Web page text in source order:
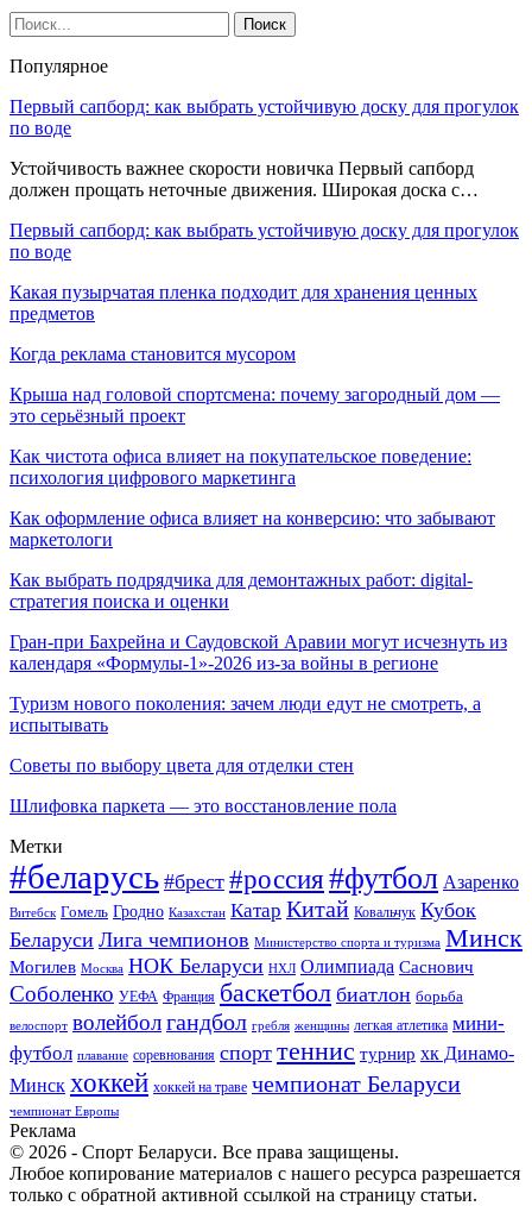
Популярное
Первый сапборд: как выбрать устойчивую доску для прогулок
по воде
Устойчивость важнее скорости новичка Первый сапборд
должен прощать неточные движения. Широкая доска с…
Первый сапборд: как выбрать устойчивую доску для прогулок
по воде
Какая пузырчатая пленка подходит для хранения ценных
предметов
Когда реклама становится мусором
Крыша над головой спортсмена: почему загородный дом —
это серьёзный проект
Как чистота офиса влияет на покупательское поведение:
психология цифрового маркетинга
Как оформление офиса влияет на конверсию: что забывают
маркетологи
Как выбрать подрядчика для демонтажных работ: digital-
стратегия поиска и оценки
Гран-при Бахрейна и Саудовской Аравии могут исчезнуть из
календаря «Формулы-1»-2026 из-за войны в регионе
Туризм нового поколения: зачем люди едут не смотреть, а
испытывать
Советы по выбору цвета для отделки стен
Шлифовка паркета — это восстановление пола
Метки
#беларусь #брест #россия#футбол Азаренко
Витебск Гомель Гродно Казахстан Катар Китай Ковальчук Кубок
Беларуси Лига чемпионов Министерство спорта и туризма Минск
Могилев Москва НОК Беларуси НХЛ Олимпиада Саснович
Соболенко УЕФА Франция баскетбол биатлон борьба
велоспорт волейболгандбол гребля женщины легкая атлетика мини-
футбол плавание соревнования спорт теннис турнир хк Динамо-
Минск хоккей хоккей на траве чемпионат Беларуси
чемпионат Европы
Реклама
© 2026 - Спорт Беларуси. Все права защищены.
Любое копирование материалов с нашего ресурса разрешается
только с обратной активной ссылкой на страницу статьи.